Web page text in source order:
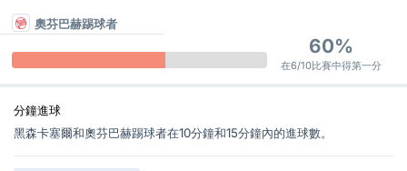
奧芬巴赫踢球者
60%
在6/10比賽中得第一分
分鐘進球
黑森卡塞爾和奧芬巴赫踢球者在10分鐘和15分鐘內的進球數。